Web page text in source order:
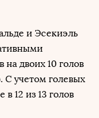
и Эсекиэль
двоих 10 голов
С учетом голевых
12 из 13 голов